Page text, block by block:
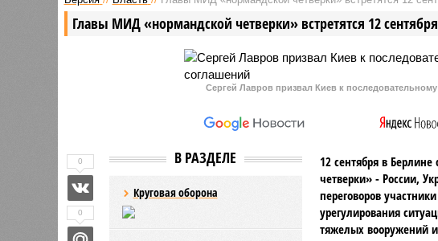
Главы МИД «нормандской четверки» встретятся 12
Сергей Лавров призвал Киев к
В РАЗДЕЛЕ
Круговая оборона
12 сентября в
четверки» - России,
переговоров
урегулирования
тяжелых вооружений
0
0